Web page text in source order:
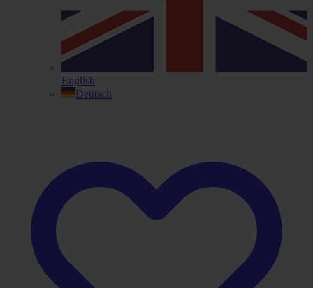
English
Deutsch